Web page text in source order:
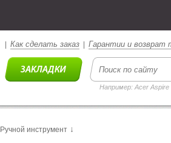
Как сделать заказ Гарантии и возврат
Например: Acer Aspire
Ручной инструмент ↓